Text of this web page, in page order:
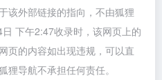
该外部链接的指向，不由狐狸
下午2:47收录时，该网页上的
页的内容如出现违规，可以直
狸导航不承担任何责任。